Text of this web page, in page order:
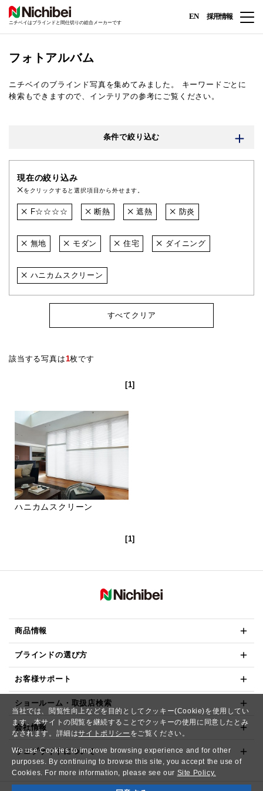
当社では、閲覧性向上などを目的としてクッキー(Cookie)を使用してい
ます。本サイトの閲覧を継続することでクッキーの使用に同意したとみ
なされます。詳細はサイトポリシー をご覧ください。
We use Cookies to improve browsing experience and for other
purposes. By continuing to browse this site, you accept the use of
Cookies. For more information, please see our Site Policy.
ニチベイはブラインドと間仕切りの総合メーカーです
EN 採用情報
フォトアルバム
ニチベイのブラインド写真を集めてみました。
キーワードごとに
検索もできますので、インテリアの参考にご覧ください。
条件で絞り込む
現在の絞り込み
をクリックすると選択項目から外せます。
F☆☆☆☆ 断熱 遮熱 防炎
無地 モダン 住宅 ダイニング
ハニカムスクリーン
すべてクリア
該当する写真は1枚です
[1]
ハニカムスクリーン
[1]
商品情報
ブラインドの選び方
お客様サポート
ショールーム・取扱店検索
会社情報
ウェブサイトについて